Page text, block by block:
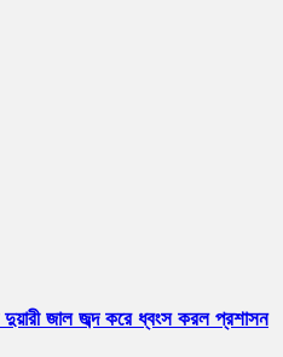
দুয়ারী জাল জব্দ করে ধ্বংস করল প্রশাসন